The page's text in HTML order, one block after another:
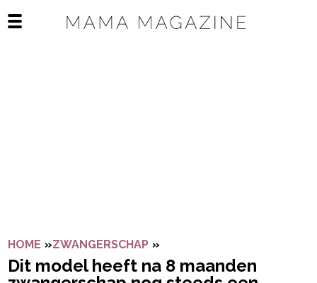
Open het mobiele menu
HOME »ZWANGERSCHAP »
Dit model heeft na 8 maanden